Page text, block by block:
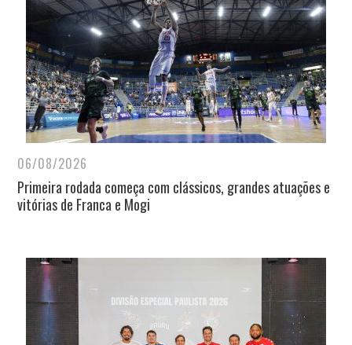
06/08/2026
Primeira rodada começa com clássicos, grandes atuações e
vitórias de Franca e Mogi